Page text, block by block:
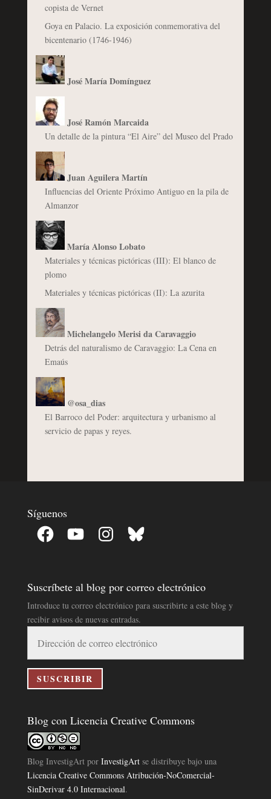
copista de Vernet
Goya en Palacio. La exposición conmemorativa del
bicentenario (1746-1946)
José María Domínguez
José Ramón Marcaida
Un detalle de la pintura “El Aire” del Museo del Prado
Juan Aguilera Martín
Influencias del Oriente Próximo Antiguo en la pila de
Almanzor
María Alonso Lobato
Materiales y técnicas pictóricas (III): El blanco de
plomo
Materiales y técnicas pictóricas (II): La azurita
Michelangelo Merisi da Caravaggio
Detrás del naturalismo de Caravaggio: La Cena en
Emaús
@osa_dias
El Barroco del Poder: arquitectura y urbanismo al
servicio de papas y reyes.
Síguenos
Facebook YouTube InstagramBluesky
Suscríbete al blog por correo electrónico
Introduce tu correo electrónico para suscribirte a este blog y
recibir avisos de nuevas entradas.
correo
electrónico
SUSCRIBIR
Blog con Licencia Creative Commons
Blog InvestigArtpor InvestigArtse distribuye bajo una
Licencia Creative Commons Atribución-NoComercial-
SinDerivar 4.0 Internacional.